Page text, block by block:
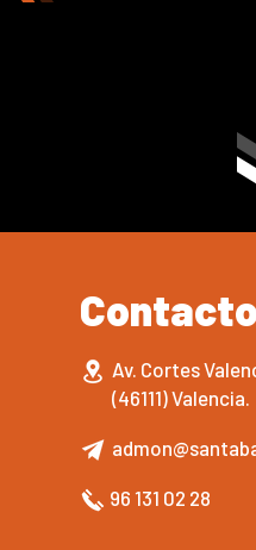
Contacto
Av. Cortes
(46111) Valencia.
96 131 02 28